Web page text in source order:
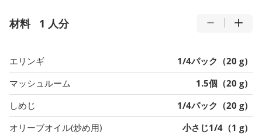
材料 1 人分
エリンギ
1/4パック（20 g）
マッシュルーム
1.5個（20 g）
しめじ
1/4パック（20 g）
オリーブオイル(炒め用)
小さじ1/4（1 g）